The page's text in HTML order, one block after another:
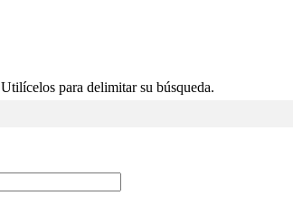
para delimitar su búsqueda.